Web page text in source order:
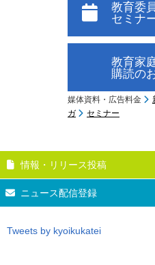
教育委
セミナ
教育家
購読の
媒体資料・広告料金
ガ
セミナー
情報・リリース投稿
ニュース配信登録
Tweets by kyoikukatei